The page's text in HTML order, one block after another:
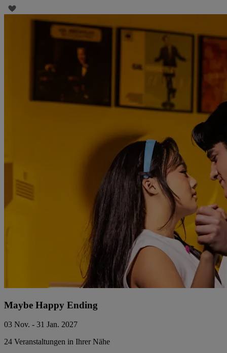
Maybe Happy Ending
03 Nov. - 31 Jan. 2027
24 Veranstaltungen in Ihrer Nähe